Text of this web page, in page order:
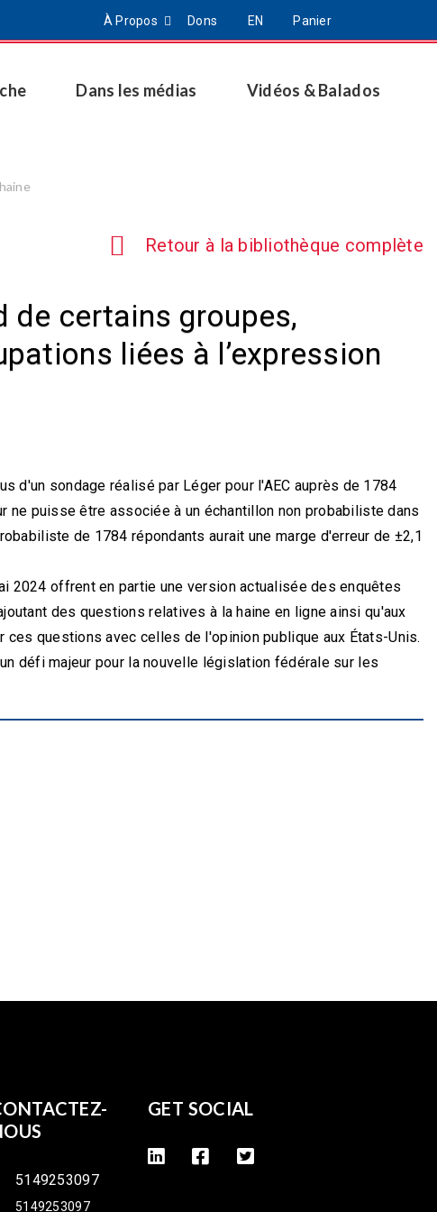
À Propos Dons EN Panier
Dans les médias Vidéos & Balados
Retour à la bibliothèque complète
de certains groupes,
liées à l’expression
d'un sondage réalisé par Léger pour l'AEC auprès de 1784
ne puisse être associée à un échantillon non probabiliste dans
de 1784 répondants aurait une marge d'erreur de ±2,1
2024 offrent en partie une version actualisée des enquêtes
des questions relatives à la haine en ligne ainsi qu'aux
questions avec celles de l'opinion publique aux États-Unis.
défi majeur pour la nouvelle législation fédérale sur les
5149253097
5149253097
GET SOCIAL